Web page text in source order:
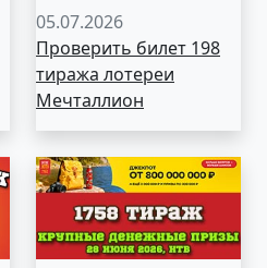
05.07.2026
Проверить билет 198
тиража лотереи
Мечталлион